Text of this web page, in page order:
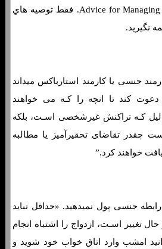
Advice for Managing All Life’s Impossible Dr. فقط توصیه هاي‌
نگیرید.
جنسی یا کارمند استارباکس میداند
دعوت کند تا انچه را کـه می خواهند
کـه تراکنش غیرشخصی اسـت، بلکه
چقدر تقاضای تحقیرآمیز یا مطالبه
خواهند کرد.”
جنسی پول نمیدهید. «حداقل نباید
تغییر اسـت، ازدواج را اشتباه انجام
امشب وارد اتاق خواب خود شوید و